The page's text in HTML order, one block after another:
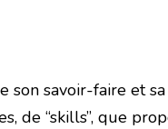
savoir-faire et
de “skills”, que